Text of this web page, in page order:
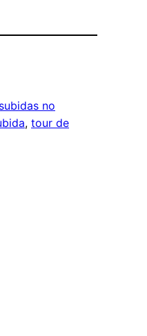
no
, tour de